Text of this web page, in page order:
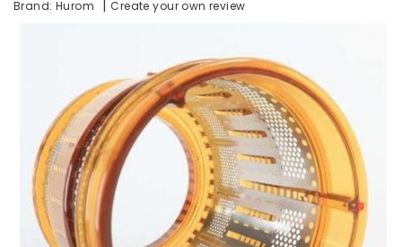
Brand: Hurom |Create your own review